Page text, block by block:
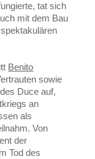
tat sich
mit dem Bau
Benito
sowie
Duce auf,
an
als
Von
der
Tod des